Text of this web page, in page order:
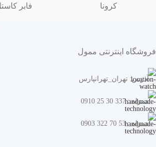
کرونا فابر
فروشگاه اینترنتی ممول
آدرس: تهران_تهرانپارس
همراه : 337 30 25 0910
همراه : 53 70 322 0903